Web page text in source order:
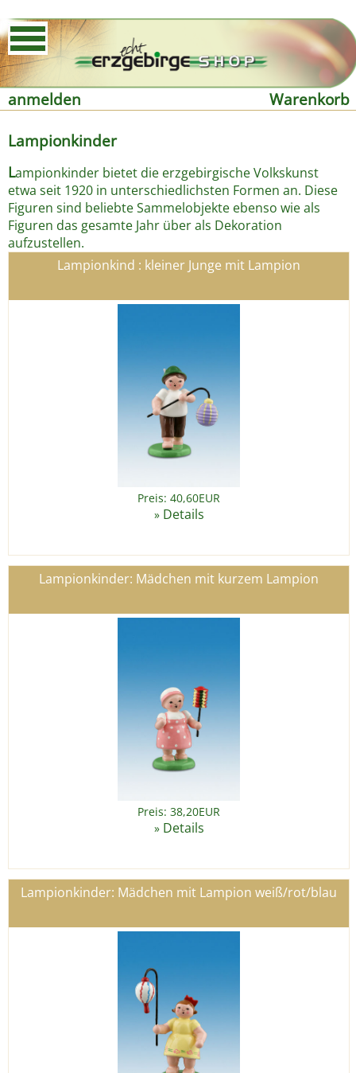
anmelden
Warenkorb
Lampionkinder
Lampionkinder bietet die erzgebirgische Volkskunst
etwa seit 1920 in unterschiedlichsten Formen an. Diese
Figuren sind beliebte Sammelobjekte ebenso wie als
Figuren das gesamte Jahr über als Dekoration
aufzustellen.
Lampionkind : kleiner Junge mit Lampion
Preis: 40,60EUR
» Details
Lampionkinder: Mädchen mit kurzem Lampion
Preis: 38,20EUR
» Details
Lampionkinder: Mädchen mit Lampion weiß/rot/blau